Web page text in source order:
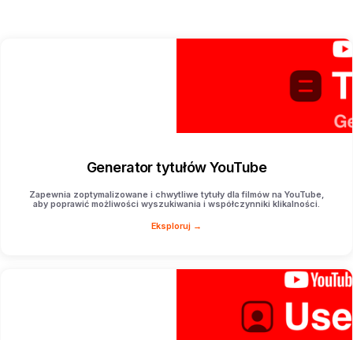
Generator tytułów YouTube
Zapewnia zoptymalizowane i chwytliwe tytuły dla filmów na YouTube,
aby poprawić możliwości wyszukiwania i współczynniki klikalności.
Eksploruj →